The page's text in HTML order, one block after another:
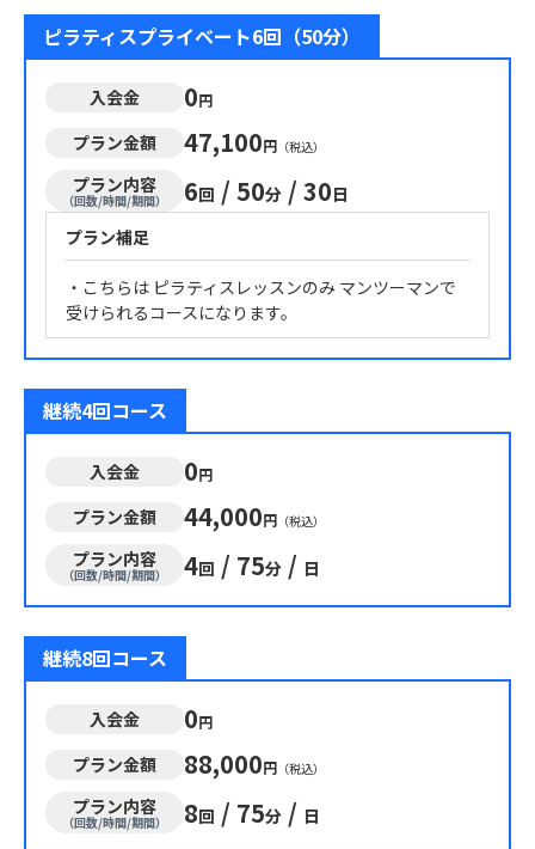
ピラティスプライベート6回（50分）
入会金 0円
プラン金額 47,100円 （税込）
プラン内容
（回数/時間/期間） 6回 / 50分 / 30日
プラン補足
・こちらは ピラティスレッスンのみ マンツーマンで
受けられるコースになります。
継続4回コース
入会金 0円
プラン金額 44,000円 （税込）
プラン内容
（回数/時間/期間） 4回 / 75分 / 日
継続8回コース
入会金 0円
プラン金額 88,000円 （税込）
プラン内容
（回数/時間/期間） 8回 / 75分 / 日